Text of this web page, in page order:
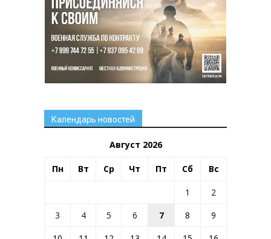
Календарь новостей
Август 2026
Пн Вт Ср Чт Пт Сб Вс
1
2
3
4 5 6 7 8
9